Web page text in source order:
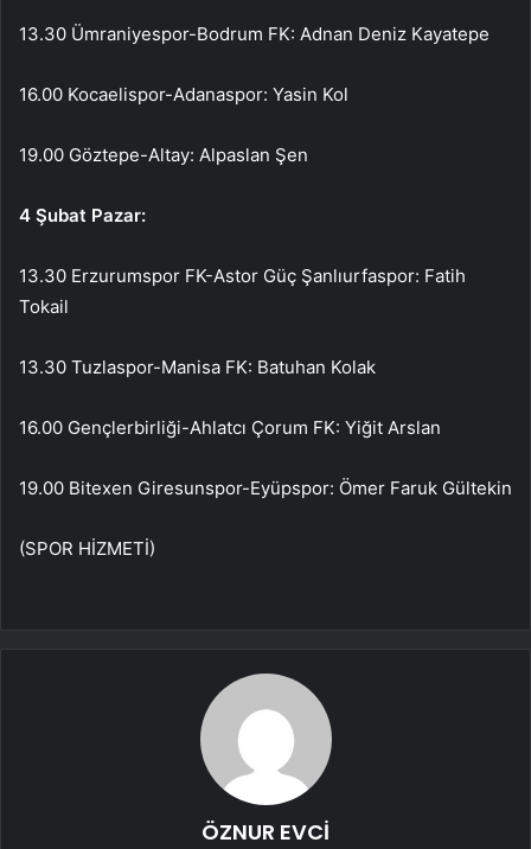
13.30 Ümraniyespor-Bodrum FK: Adnan Deniz Kayatepe
16.00 Kocaelispor-Adanaspor: Yasin Kol
19.00 Göztepe-Altay: Alpaslan Şen
4 Şubat Pazar:
13.30 Erzurumspor FK-Astor Güç Şanlıurfaspor: Fatih
Tokail
13.30 Tuzlaspor-Manisa FK: Batuhan Kolak
16.00 Gençlerbirliği-Ahlatcı Çorum FK: Yiğit Arslan
19.00 Bitexen Giresunspor-Eyüpspor: Ömer Faruk Gültekin
(SPOR HİZMETİ)
ÖZNUR EVCİ